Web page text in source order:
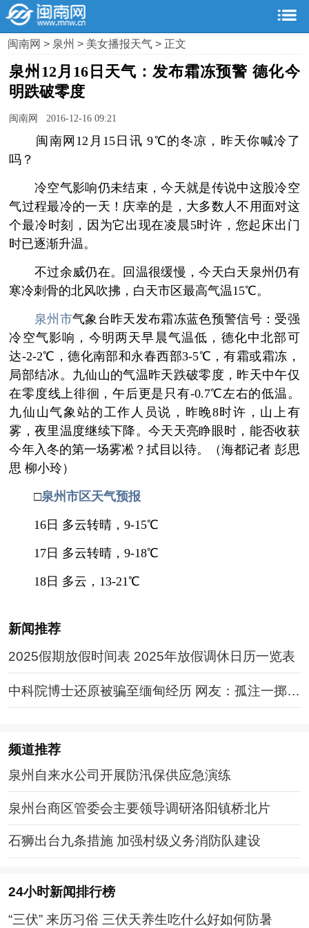
闽南网> 泉州> 美女播报天气> 正文
泉州12月16日天气：发布霜冻预警 德化今
明跌破零度
闽南网 2016-12-16 09:21
闽南网12月15日讯 9℃的冬凉，昨天你喊冷了
吗？
冷空气影响仍未结束，今天就是传说中这股冷空
气过程最冷的一天！庆幸的是，大多数人不用面对这
个最冷时刻，因为它出现在凌晨5时许，您起床出门
时已逐渐升温。
不过余威仍在。回温很缓慢，今天白天泉州仍有
寒冷刺骨的北风吹拂，白天市区最高气温15℃。
泉州市气象台昨天发布霜冻蓝色预警信号：受强
冷空气影响，今明两天早晨气温低，德化中北部可
达-2-2℃，德化南部和永春西部3-5℃，有霜或霜冻，
局部结冰。九仙山的气温昨天跌破零度，昨天中午仅
在零度线上徘徊，午后更是只有-0.7℃左右的低温。
九仙山气象站的工作人员说，昨晚8时许，山上有
雾，夜里温度继续下降。今天天亮睁眼时，能否收获
今年入冬的第一场雾凇？拭目以待。（海都记者 彭思
思 柳小玲）
□泉州市区天气预报
16日 多云转晴，9-15℃
17日 多云转晴，9-18℃
18日 多云，13-21℃
新闻推荐
2025假期放假时间表 2025年放假调休日历一览表
中科院博士还原被骗至缅甸经历 网友：孤注一掷现
实版
频道推荐
泉州自来水公司开展防汛保供应急演练
泉州台商区管委会主要领导调研洛阳镇桥北片
石狮出台九条措施 加强村级义务消防队建设
24小时新闻排行榜
“三伏” 来历习俗 三伏天养生吃什么好如何防暑